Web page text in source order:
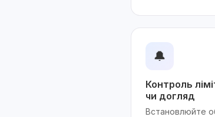
🔔
Контроль
чи догляд
Встановлюйте